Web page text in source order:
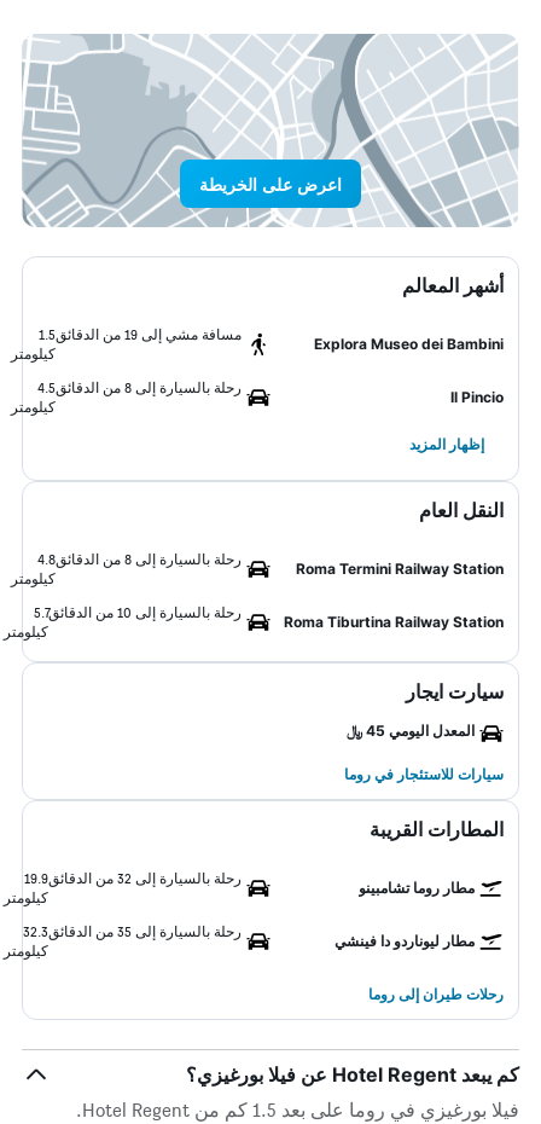
اعرض على الخريطة
أشهر المعالم
Explora Museo dei Bambini
مسافة مشي إلى 19 من الدقائق
1.5
كيلومتر
Il Pincio
رحلة بالسيارة إلى 8 من الدقائق
4.5
كيلومتر
إظهار المزيد
النقل العام
Roma Termini Railway Station
رحلة بالسيارة إلى 8 من الدقائق
4.8
كيلومتر
Roma Tiburtina Railway Station
رحلة بالسيارة إلى 10 من الدقائق
5.7
كيلومتر
سيارت ايجار
المعدل اليومي 45 ﷼
سيارات للاستئجار في روما
المطارات القريبة
مطار روما تشامبينو
رحلة بالسيارة إلى 32 من الدقائق
19.9
كيلومتر
مطار ليوناردو دا فينشي
رحلة بالسيارة إلى 35 من الدقائق
32.3
كيلومتر
رحلات طيران إلى روما
كم يبعد Hotel Regent عن فيلا بورغيزي؟
فيلا بورغيزي في روما على بعد 1.5 كم من Hotel Regent.